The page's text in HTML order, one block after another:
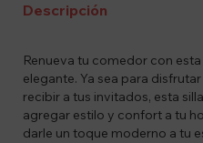
Descripción
Renueva tu comedor con
elegante. Ya sea para
recibir a tus invitados, esta
agregar estilo y confort a tu
darle un toque moderno a tu